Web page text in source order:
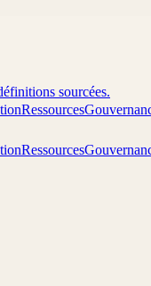
sourcées.
Ressources
Ressources